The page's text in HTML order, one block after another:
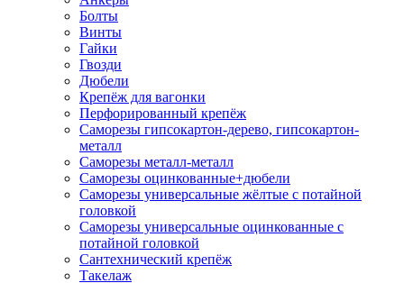
Болты
Винты
Гайки
Гвозди
Дюбели
Крепёж для вагонки
Перфорированный крепёж
Саморезы гипсокартон-дерево, гипсокартон-
металл
Саморезы металл-металл
Саморезы оцинкованные+дюбели
Саморезы универсальные жёлтые с потайной
головкой
Саморезы универсальные оцинкованные с
потайной головкой
Сантехнический крепёж
Такелаж